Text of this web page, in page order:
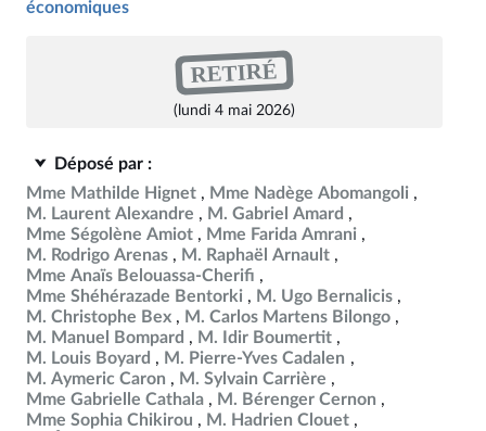
économiques
RETIRÉ
(lundi 4 mai 2026)
Déposé par :
Mme Mathilde Hignet
Mme Nadège Abomangoli
M. Laurent Alexandre
M. Gabriel Amard
Mme Ségolène Amiot
Mme Farida Amrani
M. Rodrigo Arenas
M. Raphaël Arnault
Mme Anaïs Belouassa-Cherifi
Mme Shéhérazade Bentorki
M. Ugo Bernalicis
M. Christophe Bex
M. Carlos Martens Bilongo
M. Manuel Bompard
M. Idir Boumertit
M. Louis Boyard
M. Pierre-Yves Cadalen
M. Aymeric Caron
M. Sylvain Carrière
Mme Gabrielle Cathala
M. Bérenger Cernon
Mme Sophia Chikirou
M. Hadrien Clouet